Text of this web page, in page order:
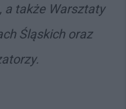
a także Warsztaty
Śląskich oraz